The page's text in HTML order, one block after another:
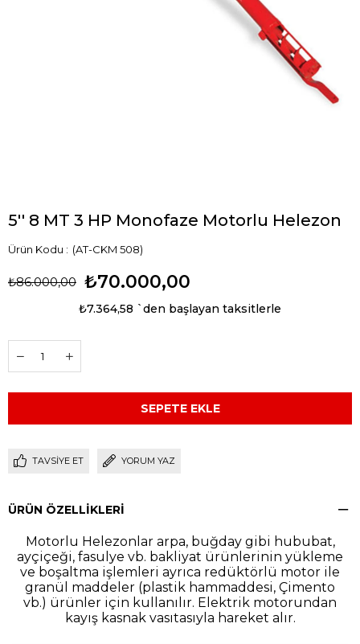
5'' 8 MT 3 HP Monofaze Motorlu Helezon
(AT-CKM 508)
₺86.000,00 ₺70.000,00
₺7.364,58 `den başlayan taksitlerle
TAVSIYE ET YORUM YAZ
ÜRÜN ÖZELLIKLERI
Motorlu Helezonlar arpa, buğday gibi hububat,
ayçiçeği, fasulye vb. bakliyat ürünlerinin yükleme
ve boşaltma işlemleri ayrıca redüktörlü motor ile
granül maddeler (plastik hammaddesi, Çimento
vb.) ürünler için kullanılır. Elektrik motorundan
kayış kasnak vasıtasıyla hareket alır.